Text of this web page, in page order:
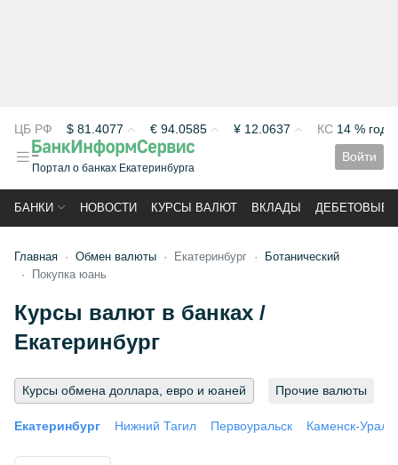
Портал о банках Екатеринбурга
ЦБ РФ $ 81.4077 € 94.0585 ¥ 12.0637 КС 14 % год
Войти
БАНКИ НОВОСТИ КУРСЫ ВАЛЮТ ВКЛАДЫ ДЕБЕТОВЫЕ
Главная Обмен валюты Екатеринбург
Ботанический
Покупка юань
Курсы валют в банках /
Екатеринбург
Курсы обмена доллара, евро и юаней Прочие валюты
Екатеринбург Нижний Тагил Первоуральск Каменск-